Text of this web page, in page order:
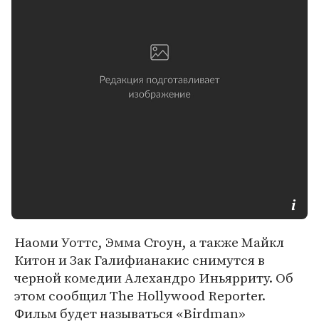
Наоми Уоттс, Эмма Стоун, а также Майкл
Китон и Зак Галифианакис снимутся в
черной комедии Алехандро Иньярриту. Об
этом сообщил The Hollywood Reporter.
Фильм будет называться «Birdman»